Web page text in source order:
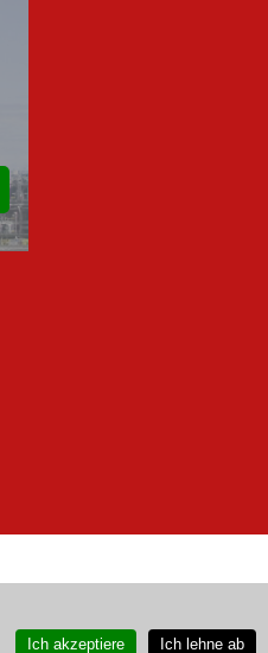
Ich lehne ab
Ich akzeptiere